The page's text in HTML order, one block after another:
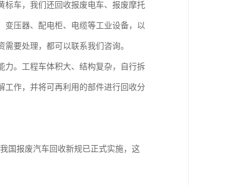
标车，我们还回收报废电车、报废摩托
变压器、配电柜、电缆等工业设备，以
要处理，都可以联系我们咨询。
力。工程车体积大、结构复杂，自行拆
工作，并将可再利用的部件进行回收分
国报废汽车回收新规已正式实施，这